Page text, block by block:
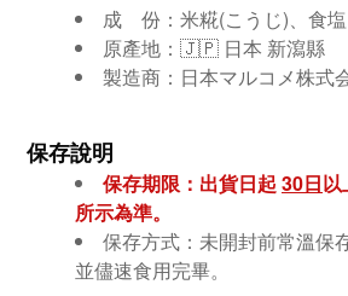
成 份：米糀(こうじ)、食
原產地：🇯🇵 日本 新瀉縣
製造商：日本マルコメ株式
保存說明
保存期限：出貨日起 30日以
所示為準。
保存方式：未開封前常溫保
並儘速食用完畢。